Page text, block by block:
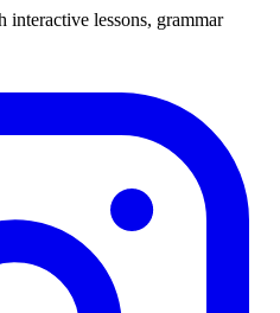
interactive lessons, grammar